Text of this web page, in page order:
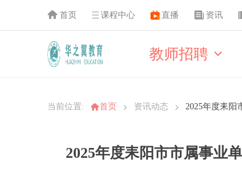
首页 课程中心 直播 资讯
教师招聘
当前位置: 首页 资讯动态 2025年度耒阳
2025年度耒阳市市属事业